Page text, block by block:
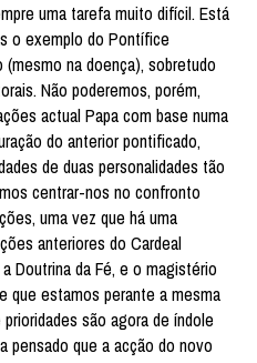
uma tarefa muito difícil. Está
o exemplo do Pontífice
na doença), sobretudo
Não poderemos, porém,
actual Papa com base numa
do anterior pontificado,
de duas personalidades tão
centrar-nos no confronto
uma vez que há uma
anteriores do Cardeal
Doutrina da Fé, e o magistério
que estamos perante a mesma
são agora de índole
pensado que a acção do novo